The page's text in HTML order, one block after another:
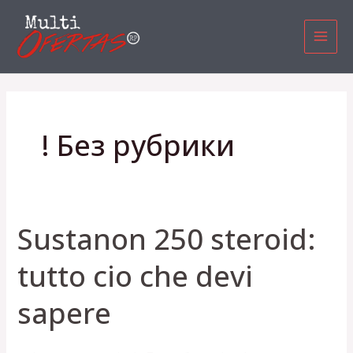
contenido
! Без рубрики
Sustanon 250 steroid:
tutto cio che devi
sapere
Sustanon
250
steroid:
cio